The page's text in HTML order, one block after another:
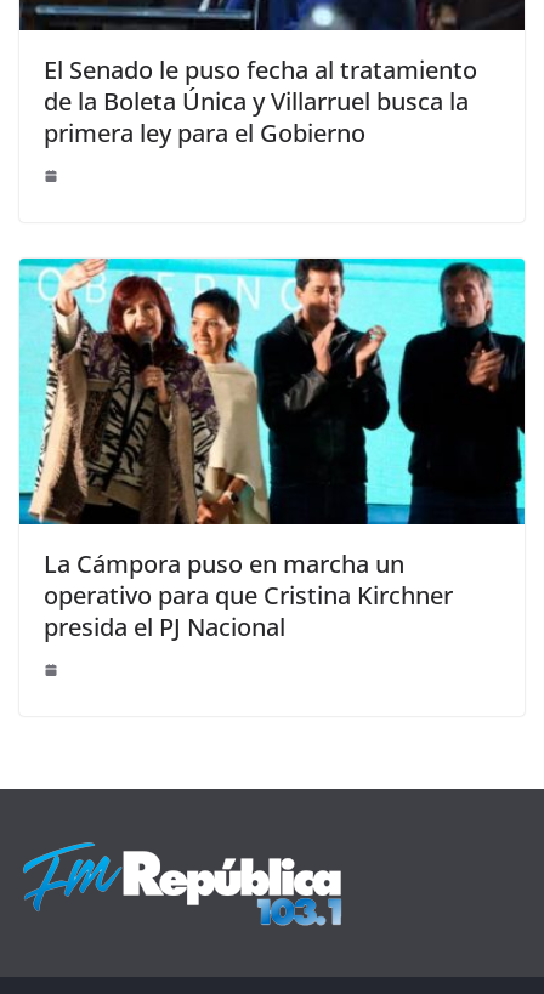
El Senado le puso fecha al tratamiento
de la Boleta Única y Villarruel busca la
primera ley para el Gobierno
La Cámpora puso en marcha un
operativo para que Cristina Kirchner
presida el PJ Nacional